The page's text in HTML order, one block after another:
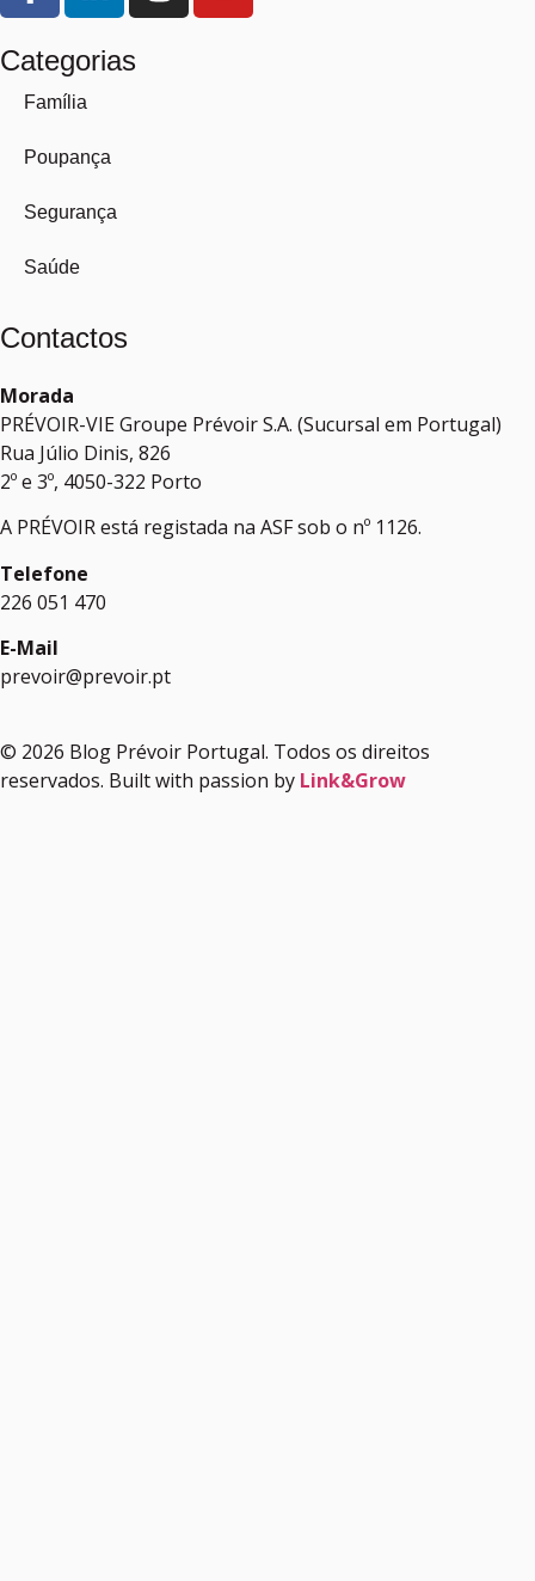
Categorias
Família
Poupança
Segurança
Saúde
Contactos
Morada
PRÉVOIR-VIE Groupe Prévoir S.A. (Sucursal em Portugal)
Rua Júlio Dinis, 826
2º e 3º, 4050-322 Porto
A PRÉVOIR está registada na ASF sob o nº 1126.
Telefone
226 051 470
E-Mail
prevoir@prevoir.pt
© 2026 Blog Prévoir Portugal. Todos os direitos
reservados. Built with passion by Link&Grow